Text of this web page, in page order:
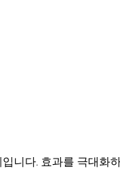
니다. 효과를 극대화